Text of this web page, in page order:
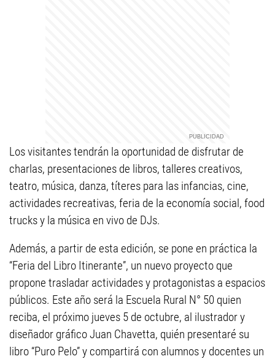
Los visitantes tendrán la oportunidad de disfrutar de
charlas, presentaciones de libros, talleres creativos,
teatro, música, danza, títeres para las infancias, cine,
actividades recreativas, feria de la economía social, food
trucks y la música en vivo de DJs.
Además, a partir de esta edición, se pone en práctica la
“Feria del Libro Itinerante”, un nuevo proyecto que
propone trasladar actividades y protagonistas a espacios
públicos. Este año será la Escuela Rural N° 50 quien
reciba, el próximo jueves 5 de octubre, al ilustrador y
diseñador gráfico Juan Chavetta, quién presentaré su
libro “Puro Pelo” y compartirá con alumnos y docentes un